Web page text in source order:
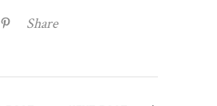
Share